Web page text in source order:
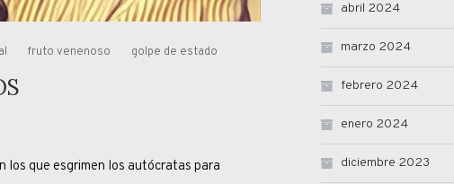
fruto venenoso golpe de estado
los que esgrimen los autócratas para
abril 2024
marzo 2024
febrero 2024
enero 2024
diciembre 2023